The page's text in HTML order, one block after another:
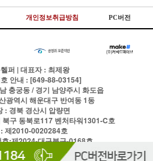
개인정보취급방침 PC버전
퍼 | 대표자 : 최제왕
안내 : [649-88-03154]
충궁동 / 경기 남양주시 화도읍
광역시 해운대구 반여동 1동
: 경북 경산시 압량면
구 동북로117 벤처타워1301-C호
제2010-0020284호
:제2024-대구북구-0168호
1184팩스